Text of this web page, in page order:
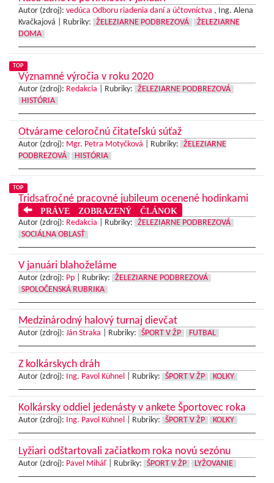
Autor (zdroj): vedúca Odboru riadenia daní a účtovníctva , Ing. Alena
Kvačkajová |
Rubriky: ŽELEZIARNE PODBREZOVÁ
ŽELEZIARNE
DOMA
TOP
Významné výročia v roku 2020
Autor (zdroj): Redakcia Rubriky:
ŽELEZIARNE PODBREZOVÁ
HISTÓRIA
Otvárame celoročnú čitateľskú súťaž
Autor (zdroj): Mgr. Petra Motyčková Rubriky:
ŽELEZIARNE
PODBREZOVÁ
HISTÓRIA
TOP
Tridsaťročné pracovné jubileum ocenené hodinkami
PRÁVE ZOBRAZENÝ ČLÁNOK
Autor (zdroj): Redakcia Rubriky:
ŽELEZIARNE PODBREZOVÁ
SOCIÁLNA OBLASŤ
V januári blahoželáme
Autor (zdroj): Pp Rubriky:
ŽELEZIARNE PODBREZOVÁ
SPOLOČENSKÁ RUBRIKA
Medzinárodný halový turnaj dievčat
Autor (zdroj): Ján Straka Rubriky: ŠPORT V ŽP FUTBAL
Z kolkárskych dráh
Autor (zdroj): Ing. Pavol Kühnel Rubriky: ŠPORT V ŽP KOLKY
Kolkársky oddiel jedenásty v ankete Športovec roka
Autor (zdroj): Ing. Pavol Kühnel Rubriky: ŠPORT V ŽP KOLKY
Lyžiari odštartovali začiatkom roka novú sezónu
Autor (zdroj): Pavel Miháľ Rubriky: ŠPORT V ŽP LYŽOVANIE